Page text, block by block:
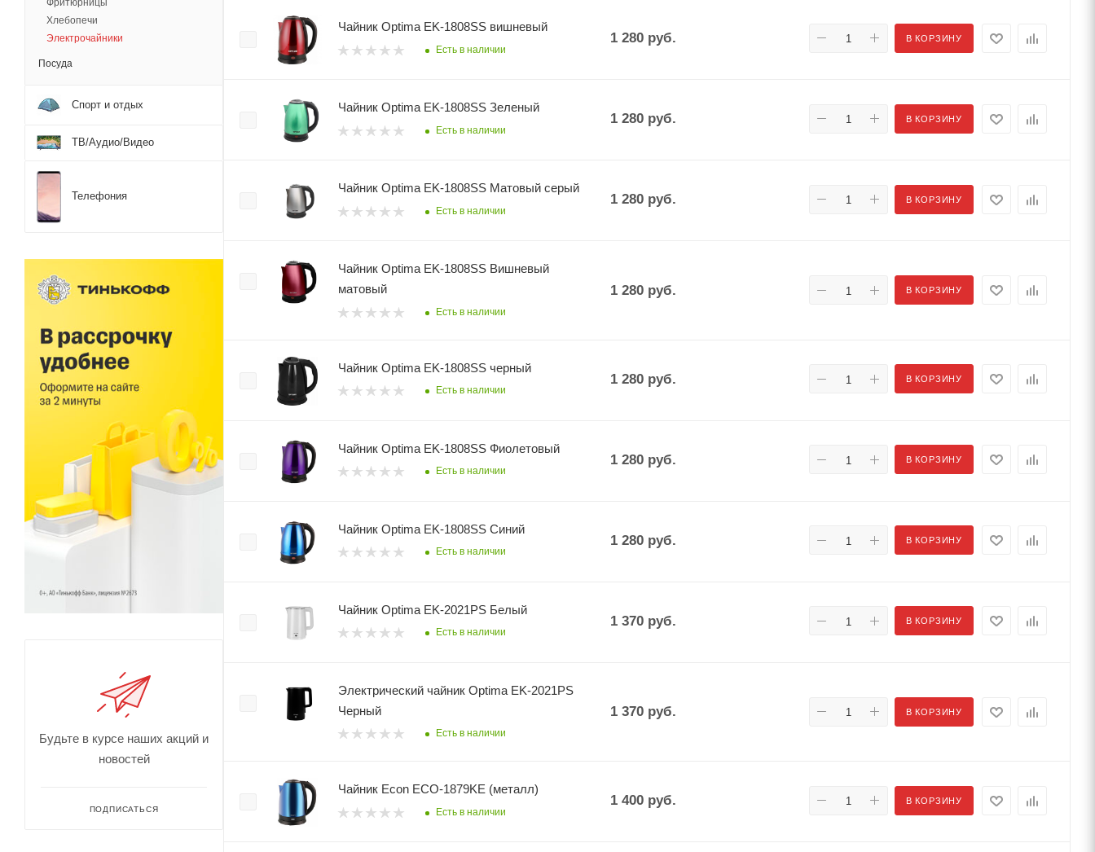
Чайник Optima EK-1808SS вишневый
Есть в наличии
1 280руб. В КОРЗИНУ
Чайник Optima EK-1808SS Зеленый
Есть в наличии
1 280руб. В КОРЗИНУ
Чайник Optima EK-1808SS Матовый серый
Есть в наличии
1 280руб. В КОРЗИНУ
Чайник Optima EK-1808SS Вишневый
матовый
Есть в наличии
1 280руб. В КОРЗИНУ
Чайник Optima EK-1808SS черный
Есть в наличии
1 280руб. В КОРЗИНУ
Чайник Optima EK-1808SS Фиолетовый
Есть в наличии
1 280руб. В КОРЗИНУ
Чайник Optima EK-1808SS Синий
Есть в наличии
1 280руб. В КОРЗИНУ
Чайник Optima EK-2021PS Белый
Есть в наличии
1 370руб. В КОРЗИНУ
Электрический чайник Optima EK-2021PS
Черный
Есть в наличии
1 370руб. В КОРЗИНУ
Чайник Econ ECO-1879KE (металл)
Есть в наличии
1 400руб. В КОРЗИНУ
Фритюрницы
Хлебопечи
Электрочайники
Посуда
Спорт и отдых
ТВ/Аудио/Видео
Телефония
Будьте в курсе наших акций и
новостей
ПОДПИСАТЬСЯ